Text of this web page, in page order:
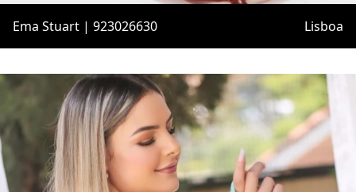
Ema Stuart | 923026630 Lisboa